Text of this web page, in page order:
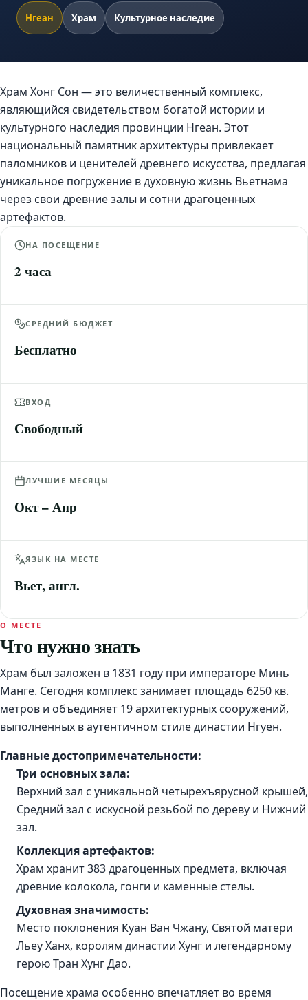
Нгеан Храм Культурное наследие
Храм Хонг Сон — это величественный комплекс,
являющийся свидетельством богатой истории и
культурного наследия провинции Нгеан. Этот
национальный памятник архитектуры привлекает
паломников и ценителей древнего искусства, предлагая
уникальное погружение в духовную жизнь Вьетнама
через свои древние залы и сотни драгоценных
артефактов.
НА ПОСЕЩЕНИЕ
2 часа
СРЕДНИЙ БЮДЖЕТ
Бесплатно
ВХОД
Свободный
ЛУЧШИЕ МЕСЯЦЫ
Окт – Апр
ЯЗЫК НА МЕСТЕ
Вьет, англ.
О МЕСТЕ
Что нужно знать
Храм был заложен в 1831 году при императоре Минь
Манге. Сегодня комплекс занимает площадь 6250 кв.
метров и объединяет 19 архитектурных сооружений,
выполненных в аутентичном стиле династии Нгуен.
Главные достопримечательности:
Три основных зала:
Верхний зал с уникальной четырехъярусной крышей,
Средний зал с искусной резьбой по дереву и Нижний
зал.
Коллекция артефактов:
Храм хранит 383 драгоценных предмета, включая
древние колокола, гонги и каменные стелы.
Духовная значимость:
Место поклонения Куан Ван Чжану, Святой матери
Льеу Ханх, королям династии Хунг и легендарному
герою Тран Хунг Дао.
Посещение храма особенно впечатляет во время